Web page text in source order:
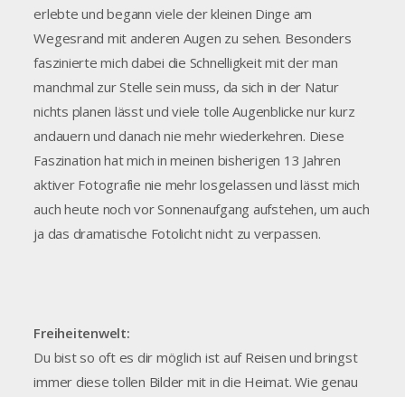
erlebte und begann viele der kleinen Dinge am
Wegesrand mit anderen Augen zu sehen. Besonders
faszinierte mich dabei die Schnelligkeit mit der man
manchmal zur Stelle sein muss, da sich in der Natur
nichts planen lässt und viele tolle Augenblicke nur kurz
andauern und danach nie mehr wiederkehren. Diese
Faszination hat mich in meinen bisherigen 13 Jahren
aktiver Fotografie nie mehr losgelassen und lässt mich
auch heute noch vor Sonnenaufgang aufstehen, um auch
ja das dramatische Fotolicht nicht zu verpassen.
Freiheitenwelt:
Du bist so oft es dir möglich ist auf Reisen und bringst
immer diese tollen Bilder mit in die Heimat. Wie genau